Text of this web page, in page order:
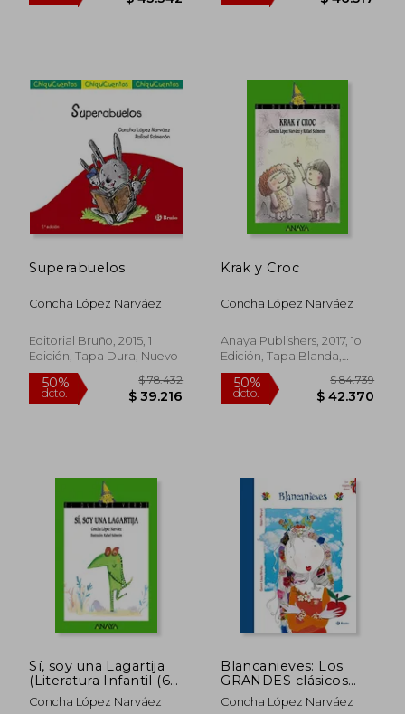
50% $ 77.438 50%
50%
dcto. $ 43.342
50%
dcto. $
Superabuelos
Concha López Narváez
Editorial Bruño, 2015, 1
Edición, Tapa Dura, Nuevo
Krak y Croc
Concha López Narváez
Anaya Publishers, 2017, 1o
Edición, Tapa Blanda,
Nuevo
Sí, soy una Lagartija
(Literatura Infantil (6-
11 Años) - el Duende
Verde)
Concha López Narváez
Blancanieves: Los
GRANDES clásicos
(Castellano - Bruño -
Albumes - Albumes
Concha López Narváez